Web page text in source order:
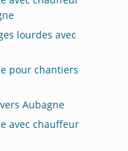
lourdes avec
pour chantiers
Aubagne
avec chauffeur